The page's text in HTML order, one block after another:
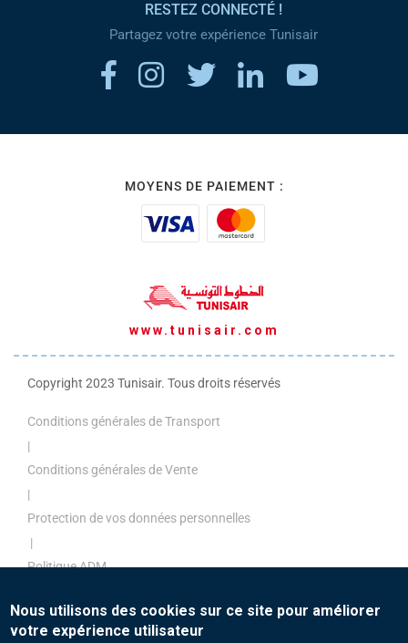
RESTEZ CONNECTÉ !
Partagez votre expérience Tunisair
MOYENS DE PAIEMENT :
www.tunisair.com
Copyright 2023 Tunisair. Tous droits réservés
Conditions générales de Transport
|
Conditions générales de Vente
|
Protection de vos données personnelles
|
Politique ADM
Politique de paiement
|
Nous utilisons des cookies sur ce site pour améliorer
votre expérience utilisateur